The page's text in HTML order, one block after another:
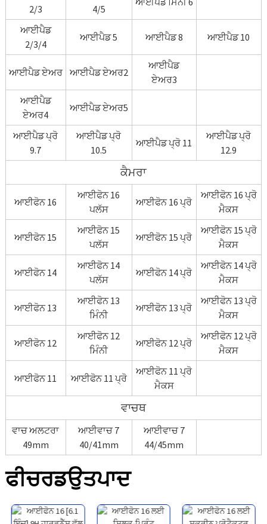
2/3
4/5
ਆਈਪੈਡ
2/3/4
ਆਈਪੈਡ 5 ਆਈਪੈਡ 8 ਆਈਪੈਡ 10
ਆਈਪੈਡ ਏਅਰ ਆਈਪੈਡ ਏਅਰ2
ਆਈਪੈਡ
ਏਅਰ3
ਆਈਪੈਡ
ਏਅਰ4
ਆਈਪੈਡ ਏਅਰ5
ਆਈਪੈਡ ਪ੍ਰੋ
9.7
ਆਈਪੈਡ ਪ੍ਰੋ
10.5
ਆਈਪੈਡ ਪ੍ਰੋ 11
ਆਈਪੈਡ ਪ੍ਰੋ
12.9
ਕੈਮਰਾ
ਆਈਫੋਨ 16
ਆਈਫੋਨ 16
ਪਲੱਸ
ਆਈਫੋਨ 16 ਪ੍ਰੋ
ਆਈਫੋਨ 16 ਪ੍ਰੋ
ਮੈਕਸ
ਆਈਫੋਨ 15
ਆਈਫੋਨ 15
ਪਲੱਸ
ਆਈਫੋਨ 15 ਪ੍ਰੋ
ਆਈਫੋਨ 15 ਪ੍ਰੋ
ਮੈਕਸ
ਆਈਫੋਨ 14
ਆਈਫੋਨ 14
ਪਲੱਸ
ਆਈਫੋਨ 14 ਪ੍ਰੋ
ਆਈਫੋਨ 14 ਪ੍ਰੋ
ਮੈਕਸ
ਆਈਫੋਨ 13
ਆਈਫੋਨ 13
ਮਿੰਨੀ
ਆਈਫੋਨ 13 ਪ੍ਰੋ
ਆਈਫੋਨ 13 ਪ੍ਰੋ
ਮੈਕਸ
ਆਈਫੋਨ 12
ਆਈਫੋਨ 12
ਮਿੰਨੀ
ਆਈਫੋਨ 12 ਪ੍ਰੋ
ਆਈਫੋਨ 12 ਪ੍ਰੋ
ਮੈਕਸ
ਆਈਫੋਨ 11 ਆਈਫੋਨ 11 ਪ੍ਰੋ
ਆਈਫੋਨ 11 ਪ੍ਰੋ
ਮੈਕਸ
ਵਾਚਥ
ਵਾਚ ਅਲਟਰਾ
49mm
ਆਈਵਾਚ 7
40/41mm
ਆਈਵਾਚ 7
44/45mm
ਫੀਚਰਡਉਤਪਾਦ